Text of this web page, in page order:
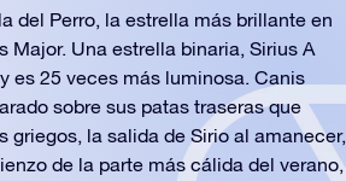
del Perro, la estrella más brillante en
Una estrella binaria, Sirius A
es 25 veces más luminosa. Canis
sobre sus patas traseras que
griegos, la salida de Sirio al amanecer,
de la parte más cálida del verano,